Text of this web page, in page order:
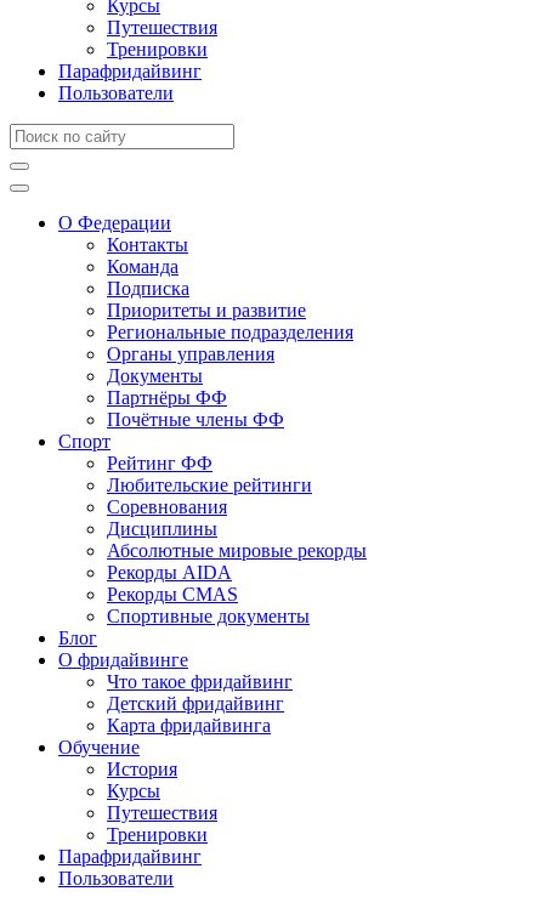
Курсы
Путешествия
Тренировки
Парафридайвинг
Пользователи
О Федерации
Контакты
Команда
Подписка
Приоритеты и развитие
Региональные подразделения
Органы управления
Документы
Партнёры ФФ
Почётные члены ФФ
Спорт
Рейтинг ФФ
Любительские рейтинги
Соревнования
Дисциплины
Абсолютные мировые рекорды
Рекорды AIDA
Рекорды CMAS
Спортивные документы
Блог
О фридайвинге
Что такое фридайвинг
Детский фридайвинг
Карта фридайвинга
Обучение
История
Курсы
Путешествия
Тренировки
Парафридайвинг
Пользователи